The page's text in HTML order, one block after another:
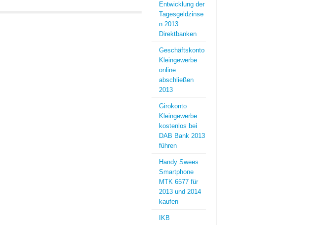
Entwicklung der
Tagesgeldzinse
n 2013
Direktbanken
Geschäftskonto
Kleingewerbe
online
abschließen
2013
Girokonto
Kleingewerbe
kostenlos bei
DAB Bank 2013
führen
Handy Swees
Smartphone
MTK 6577 für
2013 und 2014
kaufen
IKB